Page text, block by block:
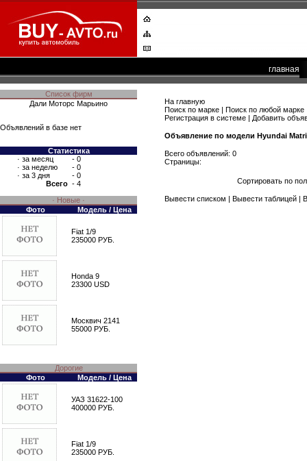
главная
Список фирм
Дали Моторс Марьино
Объявлений в базе нет
Статистика
· за месяц
- 0
· за неделю
- 0
· за 3 дня
- 0
Всего - 4
· Новые ·
Фото
Модель / Цена
Fiat 1/9
235000 РУБ.
Honda 9
23300 USD
Москвич 2141
55000 РУБ.
Дорогие
Фото
Модель / Цена
УАЗ 31622-100
400000 РУБ.
Fiat 1/9
235000 РУБ.
На главную
Поиск по марке | Поиск по любой марке
Регистрация в системе | Добавить
Объявление по модели Hyundai
Всего объявлений: 0
Страницы:
Сортировать по
Вывести списком Вывести таблицей